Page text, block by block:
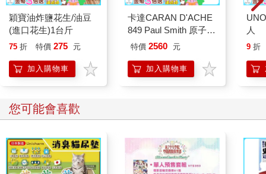
於學問的建構，希望透過對歷史思想文化的重新記述，以恢復和
貼近歷史的真實面貌。因此，他出版《戰爭時期日本精神史1931-
1945》一書，依然認為力之未逮，繼而在《戰後日本大眾文化史
1945-1980》做更系統深入的積極反思。乍看之下，這部經典作品
屬於「大眾文化史研究」，就精神內涵而言，則是對日本精神史
與文化史的延伸探究，耐心的讀者透過其辯證的歷史論述，應該
穎寶油炸鹽花生/油豆
(進口花生)1台斤
75 折 特價 275 元
加入購物車
卡達CARAN D'ACHE
849 Paul Smith 原子筆
ED.5 條紋黑
特價 2560 元
加入購物車
人
9 折
您可能會喜歡